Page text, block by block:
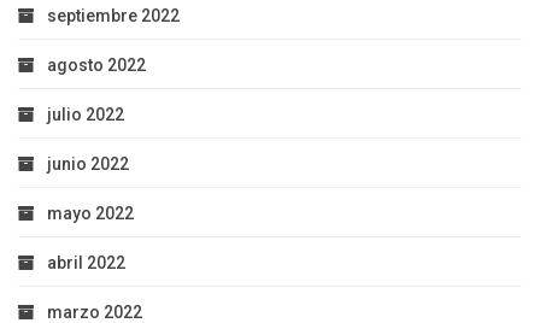
septiembre 2022
agosto 2022
julio 2022
junio 2022
mayo 2022
abril 2022
marzo 2022